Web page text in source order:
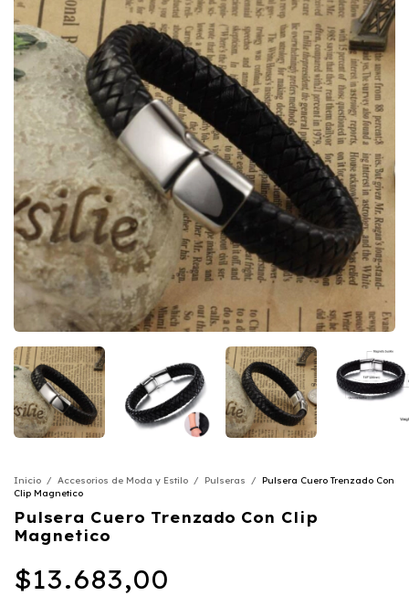
Inicio / Accesorios de Moda y Estilo / Pulseras / Pulsera Cuero Trenzado Con
Clip Magnetico
Pulsera Cuero Trenzado Con Clip
Magnetico
$13.683,00